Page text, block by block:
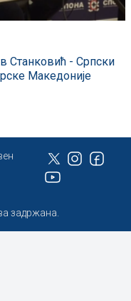
Станковић - Српски
Македоније
задржана.